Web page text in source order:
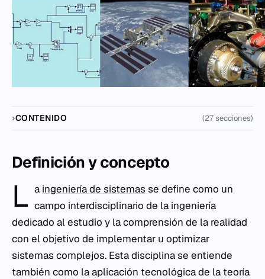
CONTENIDO (27 secciones)
Definición y concepto
L a ingeniería de sistemas se define como un
campo interdisciplinario de la ingeniería
dedicado al estudio y la comprensión de la realidad
con el objetivo de implementar u optimizar
sistemas complejos. Esta disciplina se entiende
también como la aplicación tecnológica de la teoría